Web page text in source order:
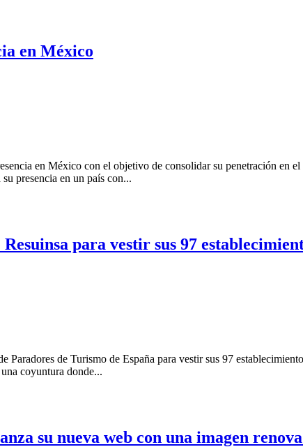
en México
en México con el objetivo de consolidar su penetración en
presencia en un país con...
para vestir sus 97
Paradores de Turismo de España para vestir sus 97
coyuntura donde...
su nueva web con una imagen